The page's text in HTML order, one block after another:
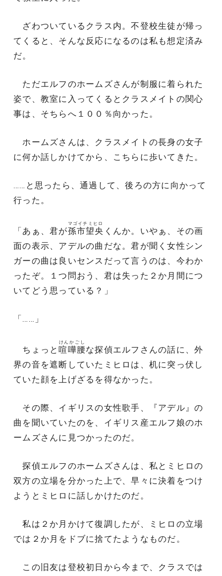
ざわついているクラス内。不登校生徒が帰っ
てくると、そんな反応になるのは私も想定済み
だ。
ただエルフのホームズさんが制服に着られた
姿で、教室に入ってくるとクラスメイトの関心
事は、そちらへ１００％向かった。
ホームズさんは、クラスメイトの長身の女子
に何か話しかけてから、こちらに歩いてきた。
……と思ったら、通過して、後ろの方に向かって
行った。
「あぁ、君が孫市望央
マゴイチミヒロ
くんか。いやぁ、その画
面の表示、アデルの曲だな。君が聞く女性シン
ガーの曲は良いセンスだって言うのは、今わか
ったぞ。１つ問おう、君は失った２か月間につ
いてどう思っている？」
「……」
ちょっと喧嘩腰
けんかごし
な探偵エルフさんの話に、外
界の音を遮断していたミヒロは、机に突っ伏し
ていた顔を上げざるを得なかった。
その際、イギリスの女性歌手、『アデル』の
曲を聞いていたのを、イギリス産エルフ娘のホ
ームズさんに見つかったのだ。
探偵エルフのホームズさんは、私とミヒロの
双方の立場を分かった上で、早々に決着をつけ
ようとミヒロに話しかけたのだ。
私は２か月かけて復調したが、ミヒロの立場
では２か月をドブに捨てたようなものだ。
この旧友は登校初日から今まで、クラスでは